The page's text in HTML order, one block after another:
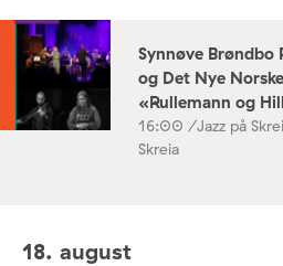
Synnøve Brøndbo
og Det Nye
«Rullemann og
16:00 /Jazz på
Skreia
18. august